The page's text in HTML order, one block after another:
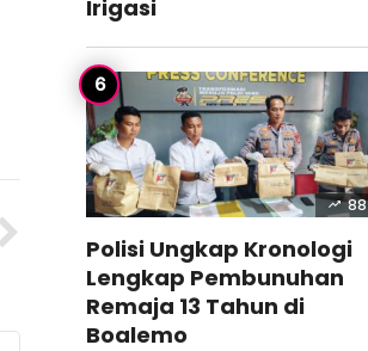
Irigasi
88
Polisi Ungkap Kronologi
Lengkap Pembunuhan
Remaja 13 Tahun di
Boalemo